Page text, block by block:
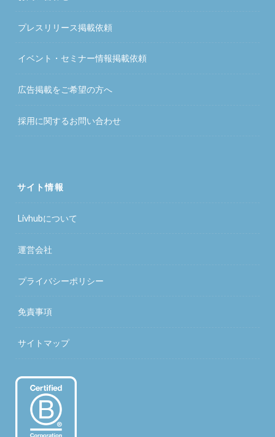
プレスリリース掲載依頼
イベント・セミナー情報掲載依頼
広告掲載をご希望の方へ
採用に関するお問い合わせ
サイト情報
Livhubについて
運営会社
プライバシーポリシー
免責事項
サイトマップ